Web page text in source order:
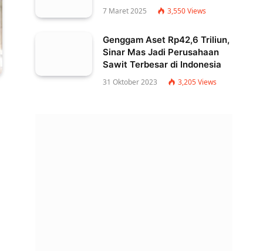
7 Maret 2025 3,550Views
Genggam Aset Rp42,6 Triliun,
Sinar Mas Jadi Perusahaan
Sawit Terbesar di Indonesia
31 Oktober 2023 3,205Views